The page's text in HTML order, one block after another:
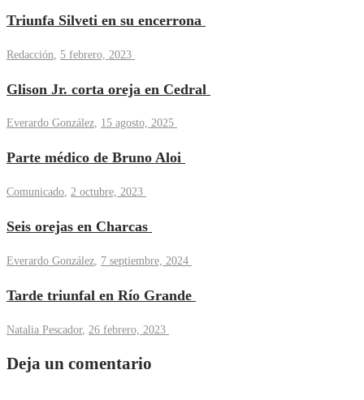
Triunfa Silveti en su encerrona
Redacción 5 febrero, 2023
Glison Jr. corta oreja en Cedral
Everardo González, 15 agosto, 2025
Parte médico de Bruno Aloi
Comunicado, 2 octubre, 2023
Seis orejas en Charcas
Everardo González, 7 septiembre, 2024
Tarde triunfal en Río Grande
Natalia Pescador, 26 febrero, 2023
Deja un comentario